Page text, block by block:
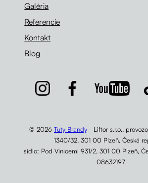
Galéria
Referencie
Kontakt
Blog
© 2026 Tuty Brandy- Liftor s.r.o.,
1340/32, 301 00 Plzeň, Česká
sídlo: Pod Vinicemi 931/2, 301 00 Plzeň,
08632197